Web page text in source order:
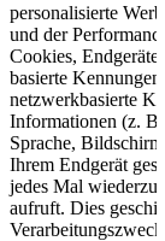
personalisierte
und der
Cookies,
basierte
netzwerkbasierte
Informationen (z.
Sprache,
Ihrem Endgerät
jedes Mal
aufruft. Dies